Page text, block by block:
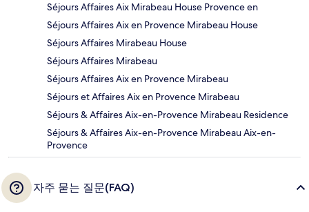
Séjours Affaires Aix Mirabeau House Provence en
Séjours Affaires Aix en Provence Mirabeau House
Séjours Affaires Mirabeau House
Séjours Affaires Mirabeau
Séjours Affaires Aix en Provence Mirabeau
Séjours et Affaires Aix en Provence Mirabeau
Séjours & Affaires Aix-en-Provence Mirabeau Residence
Séjours & Affaires Aix-en-Provence Mirabeau Aix-en-
Provence
자주 묻는 질문(FAQ)